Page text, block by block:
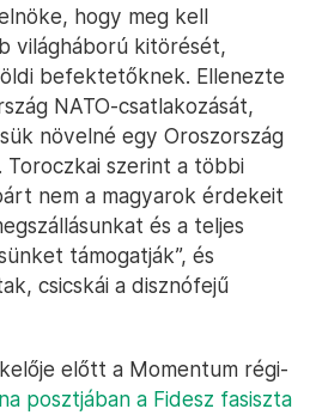
hogy meg kell
világháború kitörését,
befektetőknek. Ellenezte
NATO-csatlakozását,
növelné egy Oroszország
szerint a többi
nem a magyarok érdekeit
és a teljes
támogatják”, és
csicskái a disznófejű
előtt a Momentum régi-
posztjában a Fidesz fasiszta